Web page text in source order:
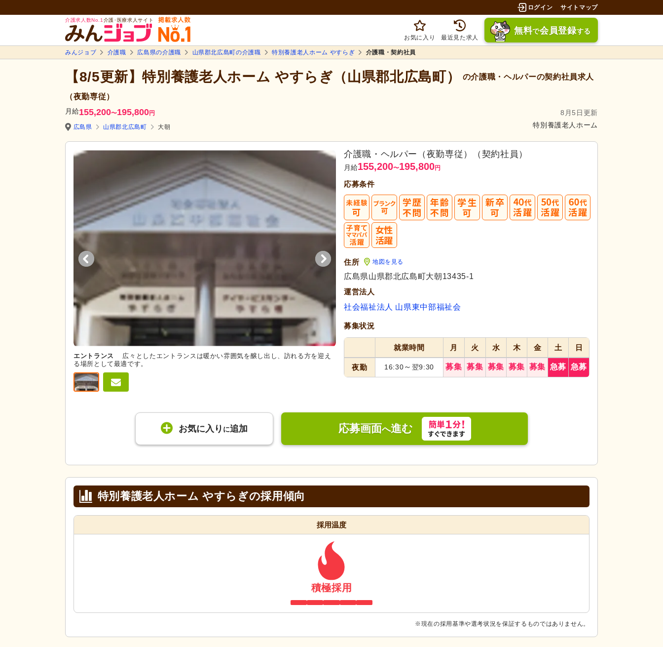
ログイン サイトマップ
介護求人数No.1 介護･医療求人サイト
お気に入り 最近見た求人
無料で会員登録する
みんジョブ 介護職 広島県の介護職 山県郡北広島町の介護職 特別養護老人ホーム やすらぎ 介護職・契約社員
【8/5更新】特別養護老人ホーム やすらぎ（山県郡北広島町） の介護職・ヘルパーの契約社員求人
（夜勤専従）
月給155,200〜195,800円
8月5日更新
特別養護老人ホーム
広島県 山県郡北広島町 大朝
エントランス
広々としたエントランスは暖かい雰囲気を醸し出し、訪れる方を迎え
る場所として最適です。
まずは応募してみましょう！
転職成功者は
介護職・ヘルパー（夜勤専従）（契約社員）
月給155,200〜195,800円
応募条件
住所 地図を見る
広島県山県郡北広島町大朝13435-1
運営法人
社会福祉法人 山県東中部福祉会
募集状況
就業時間 月 火 水 木 金 土 日
夜勤 16:30～ 翌9:30 募集 募集 募集 募集 募集 急募 急募
お気に入り に追加 応募画面へ進む
特別養護老人ホーム やすらぎの採用傾向
採用温度
積極採用
※現在の採用基準や選考状況を保証するものではありません。